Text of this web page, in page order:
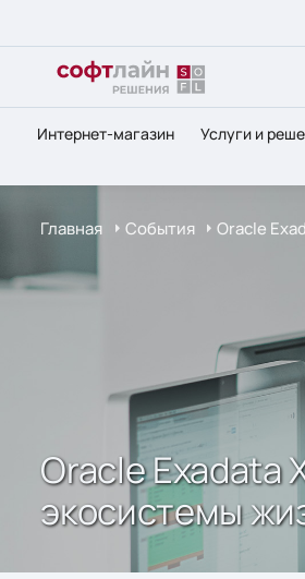
Интернет-магазин Услуги и
Главная События Oracle
Oracle Exadata
экосистемы